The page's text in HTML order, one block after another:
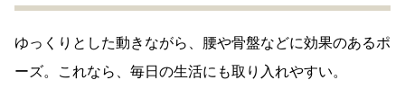
ゆっくりとした動きながら、腰や骨盤などに効果のあるポ
ーズ。これなら、毎日の生活にも取り入れやすい。